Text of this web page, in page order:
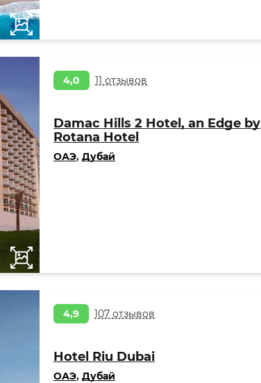
4,0 11 отзывов
Damac Hills 2 Hotel, an Edge by
Rotana Hotel
ОАЭ, Дубай
4,9 107 отзывов
Hotel Riu Dubai
ОАЭ, Дубай